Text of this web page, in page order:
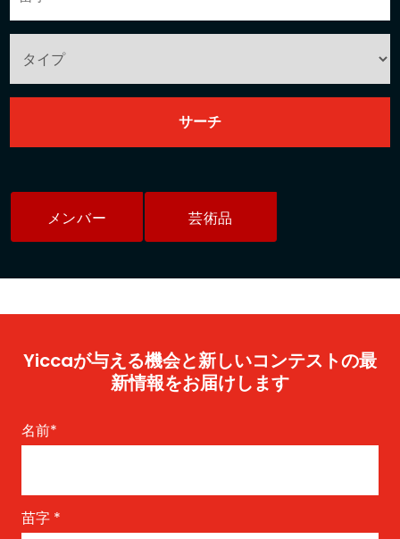
メンバー 芸術品
Yiccaが与える機会と新しいコンテストの最
新情報をお届けします
名前*
苗字 *